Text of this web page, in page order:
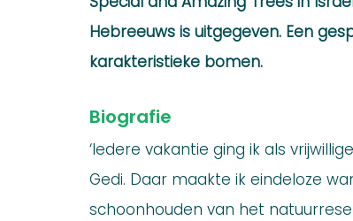
Hebreeuws is uitgegeven. Een
karakteristieke bomen.
Biografie
‘Iedere vakantie ging ik als
Gedi. Daar maakte ik eindeloze
schoonhouden van het